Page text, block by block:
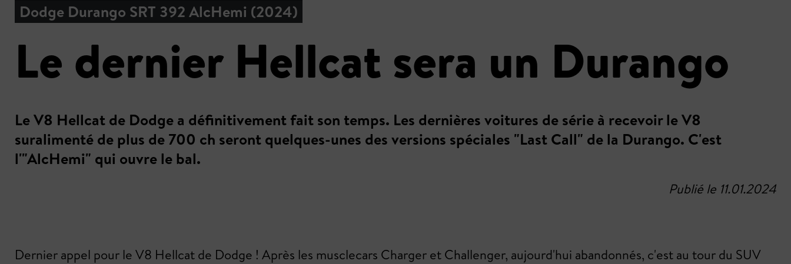
Dodge Durango SRT 392 AlcHemi (2024)
Le dernier Hellcat sera un Durango
Le V8 Hellcat de Dodge a définitivement fait son temps. Les dernières voitures de série à recevoir le V8
suralimenté de plus de 700 ch seront quelques-unes des versions spéciales "Last Call" de la Durango. C'est
l'"AlcHemi" qui ouvre le bal.
Publié le 11.01.2024
Dernier appel pour le V8 Hellcat de Dodge ! Après les musclecars Charger et Challenger, aujourd'hui abandonnés, c'est au tour du SUV